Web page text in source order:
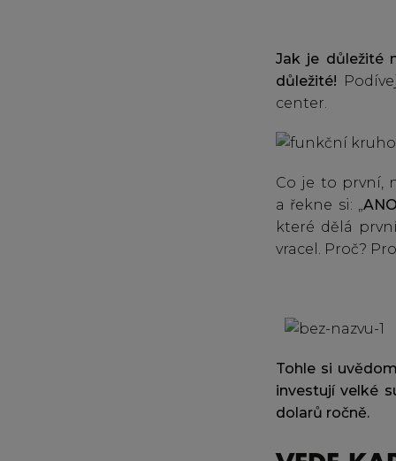
Jak je důležité
důležité!
center.
Co je to první,
a řekne si: „
které dělá
vracel. Proč?
Tohle si
investují velké
dolarů ročně.